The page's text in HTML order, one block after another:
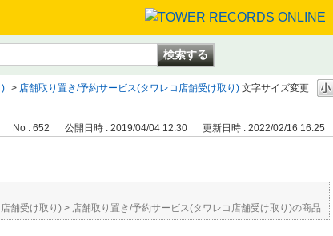
文字サイズ変更
) > 店舗取り置き/予約サービス(タワレコ店舗受け取り)
No : 652 公開日時 : 2019/04/04 12:30 更新日時 : 2022/02/16 16:25
舗受け取り) > 店舗取り置き/予約サービス(タワレコ店舗受け取り)の商品